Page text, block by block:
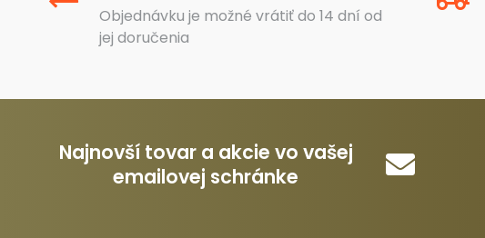
Objednávku je možné vrátiť do 14 dní od
jej doručenia
Najnovší tovar a akcie vo vašej
emailovej schránke